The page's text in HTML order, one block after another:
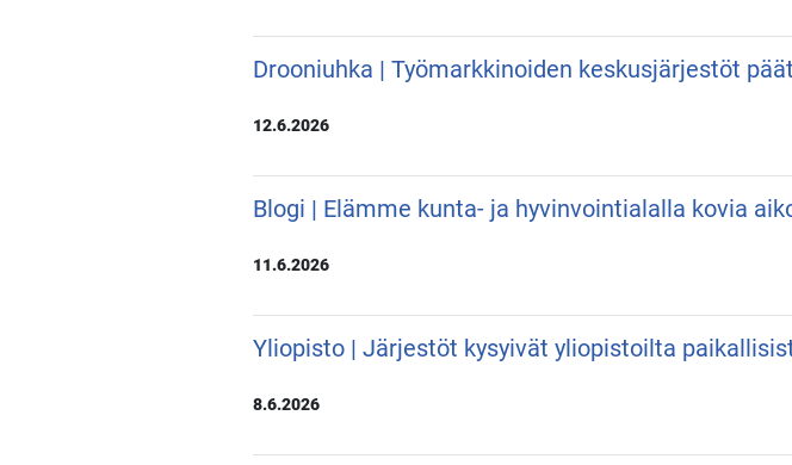
Drooniuhka | Työmarkkinoiden keskusjärjestöt
12.6.2026
Blogi | Elämme kunta- ja hyvinvointialalla kovia
11.6.2026
Yliopisto | Järjestöt kysyivät yliopistoilta
8.6.2026